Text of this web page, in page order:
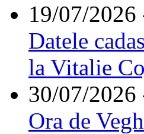
19/07/2026
Datele
la Vitalie
30/07/2026
Ora de